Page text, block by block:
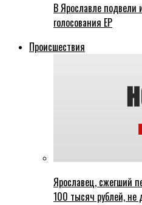
В Ярославле подвели
голосования ЕР
Происшествия
Ярославец, сжегший
100 тысяч рублей, не